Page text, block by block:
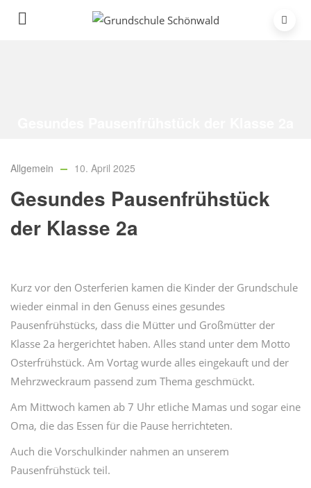
Allgemein 10. April 2025
Gesundes Pausenfrühstück
der Klasse 2a
Kurz vor den Osterferien kamen die Kinder der Grundschule
wieder einmal in den Genuss eines gesundes
Pausenfrühstücks, dass die Mütter und Großmütter der
Klasse 2a hergerichtet haben. Alles stand unter dem Motto
Osterfrühstück. Am Vortag wurde alles eingekauft und der
Mehrzweckraum passend zum Thema geschmückt.
Am Mittwoch kamen ab 7 Uhr etliche Mamas und sogar eine
Oma, die das Essen für die Pause herrichteten.
Auch die Vorschulkinder nahmen an unserem
Pausenfrühstück teil.